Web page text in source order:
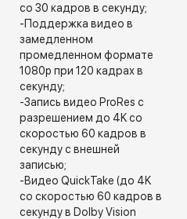
со 30 кадров в секунду;
-Поддержка видео в
замедленном
промедленном формате
1080p при 120 кадрах в
секунду;
-Запись видео ProRes с
разрешением до 4K со
скоростью 60 кадров в
секунду с внешней
записью;
-Видео QuickTake (до 4K
со скоростью 60 кадров в
секунду в Dolby Vision